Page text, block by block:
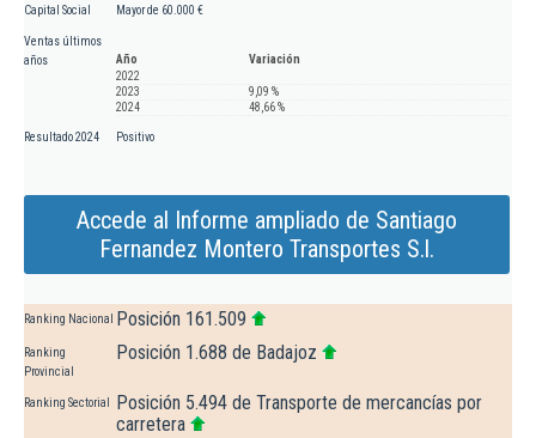
Capital Social Mayor de 60.000 €
Ventas últimos
años
Año
Variación
2022
2023
9,09 %
2024
48,66 %
Resultado 2024 Positivo
Accede al Informe ampliado de Santiago
Fernandez Montero Transportes S.l.
Ranking Nacional Posición 161.509
Ranking
Provincial
Posición 1.688 de Badajoz
Ranking Sectorial
Posición 5.494 de Transporte de mercancías por
carretera